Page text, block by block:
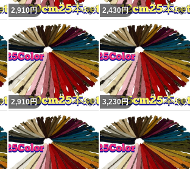
いいね！
2,910円 いいね！
2,430円
いいね！
2,910円 いいね！
3,230円